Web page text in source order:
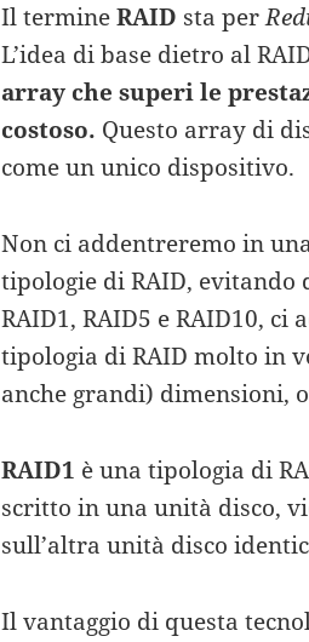
Il termineRAID sta per
L’idea di base dietro al
array che superi le
costoso. Questo array di
come un unico dispositivo.
Non ci addentreremo in
tipologie di RAID,
RAID1, RAID5 e RAID10,
tipologia di RAID molto in
anche grandi) dimensioni,
RAID1 è una tipologia di
scritto in una unità disco,
sull’altra unità disco
Il vantaggio di questa